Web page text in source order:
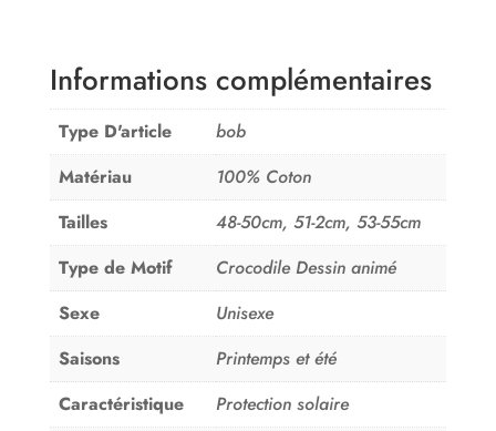
Informations complémentaires
Type D'article
bob
Matériau
100% Coton
Tailles
48-50cm, 51-2cm, 53-55cm
Type de Motif
Crocodile Dessin animé
Sexe
Unisexe
Saisons
Printemps et été
Caractéristique
Protection solaire